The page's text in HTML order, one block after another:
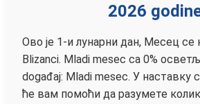
2026
Ово је 1-и лунарни дан, Месец се
Blizanci. Mladi mesec са 0%
događaj: Mladi mesec. У наставку
ће вам помоћи да разумете